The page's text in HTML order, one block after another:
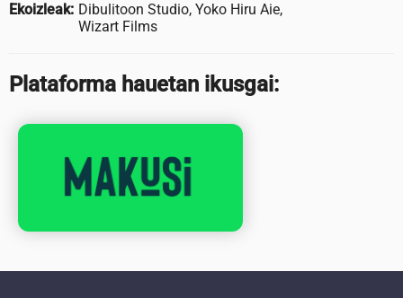
Ekoizleak: Dibulitoon Studio, Yoko Hiru Aie,
Wizart Films
Plataforma hauetan ikusgai: